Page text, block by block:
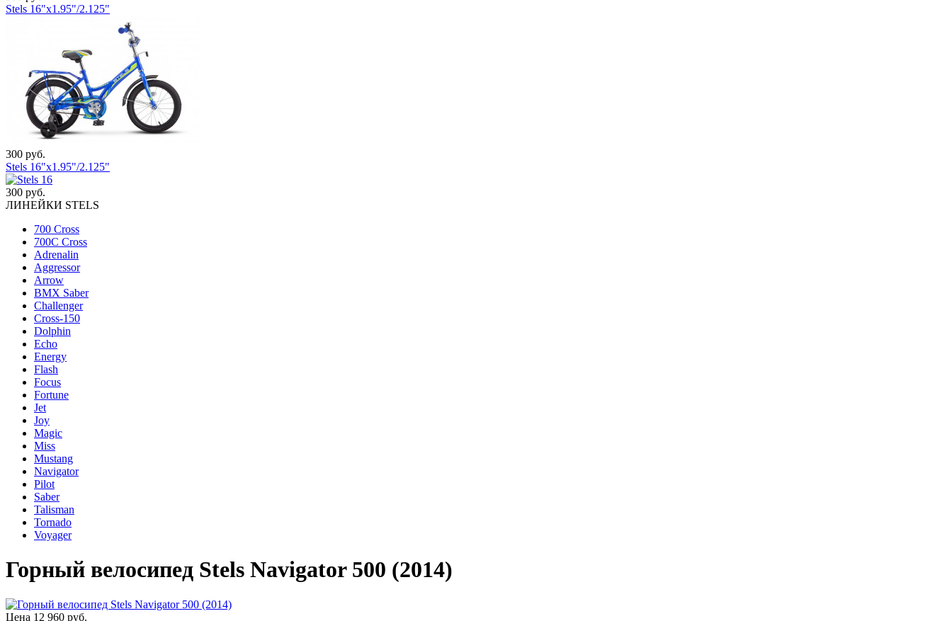
Stels 16"x1.95"/2.125"
300 руб.
Stels 16"x1.95"/2.125"
300 руб.
ЛИНЕЙКИ STELS
700 Cross
700C Cross
Adrenalin
Aggressor
Arrow
BMX Saber
Challenger
Cross-150
Dolphin
Echo
Energy
Flash
Focus
Fortune
Jet
Joy
Magic
Miss
Mustang
Navigator
Pilot
Saber
Talisman
Tornado
Voyager
Горный велосипед Stels Navigator 500 (2014)
Цена 12 960 руб.